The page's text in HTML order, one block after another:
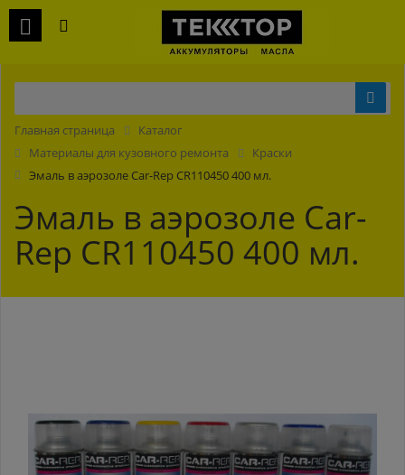
Главная страница
Каталог
Материалы для кузовного ремонта
Краски
Эмаль в аэрозоле Car-Rep CR110450 400 мл.
Эмаль в аэрозоле Car-
Rep CR110450 400 мл.